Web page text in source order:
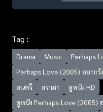
Tag :
Drama Music
Perhaps
Perhaps Love (2005) อยากร้
ดนตรี
ดราม่า
ดูหนัง HD
ดูหนัง Perhaps Love (2005)